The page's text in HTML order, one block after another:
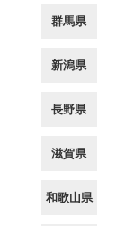
群馬県
新潟県
長野県
滋賀県
和歌山県